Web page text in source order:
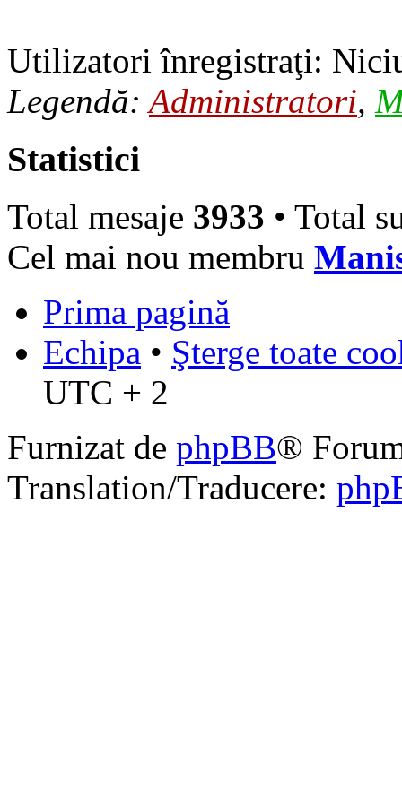
Utilizatori înregistraţi:
Legendă:Administratori,
Statistici
Total mesaje 3933 • Total
Cel mai nou membru
Prima pagină
Echipa • Şterge toate
UTC + 2
Furnizat de phpBB®
Translation/Traducere: